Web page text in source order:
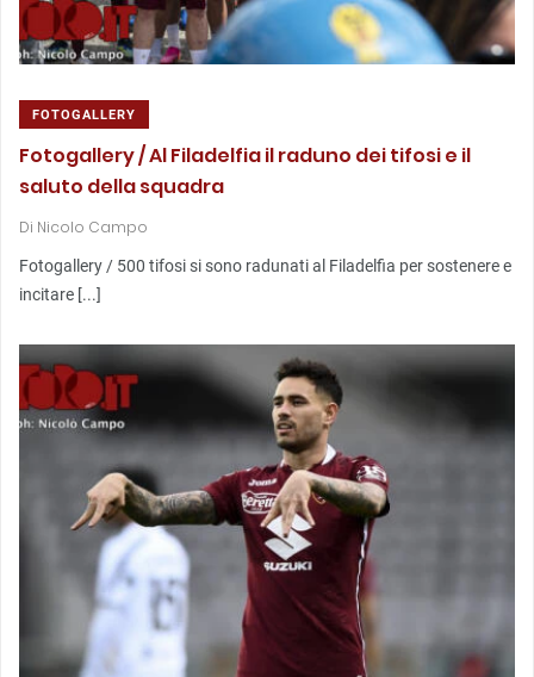
FOTOGALLERY
Fotogallery / Al Filadelfia il raduno dei tifosi e il
saluto della squadra
Di Nicolo Campo
Fotogallery / 500 tifosi si sono radunati al Filadelfia per sostenere e
incitare [...]